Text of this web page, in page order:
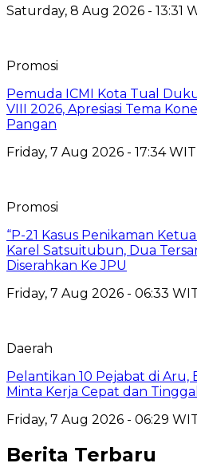
Saturday, 8 Aug 2026 - 13:31
Promosi
Pemuda ICMI Kota Tual
VIII 2026, Apresiasi Tema
Pangan
Friday, 7 Aug 2026 - 17:34 WIT
Promosi
“P-21 Kasus Penikaman
Karel Satsuitubun, Dua
Diserahkan Ke JPU
Friday, 7 Aug 2026 - 06:33
Daerah
Pelantikan 10 Pejabat di Aru,
Minta Kerja Cepat dan
Friday, 7 Aug 2026 - 06:29
Berita Terbaru